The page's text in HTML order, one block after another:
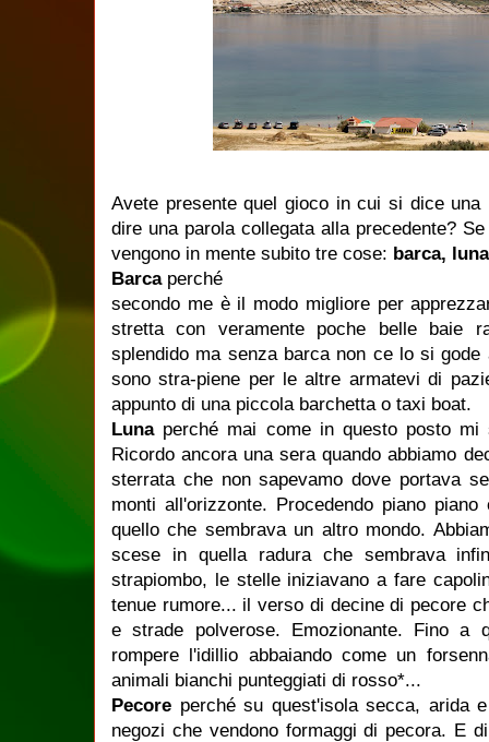
Avete presente quel gioco in cui si dice
dire una parola collegata alla precedente?
vengono in mente subito tre cose: barca,
Barca perché
secondo me è il modo migliore per
stretta con veramente poche belle baie
splendido ma senza barca non ce lo si gode
sono stra-piene per le altre armatevi di
appunto di una piccola barchetta o taxi boat.
Luna perché mai come in questo posto
Ricordo ancora una sera quando abbiamo
sterrata che non sapevamo dove portava
monti all'orizzonte. Procedendo piano
quello che sembrava un altro mondo.
scese in quella radura che sembrava
strapiombo, le stelle iniziavano a fare
tenue rumore... il verso di decine di pecore
e strade polverose. Emozionante. Fino a
rompere l'idillio abbaiando come un
animali bianchi punteggiati di rosso*...
Pecore perché su quest'isola secca, arida
negozi che vendono formaggi di pecora. E